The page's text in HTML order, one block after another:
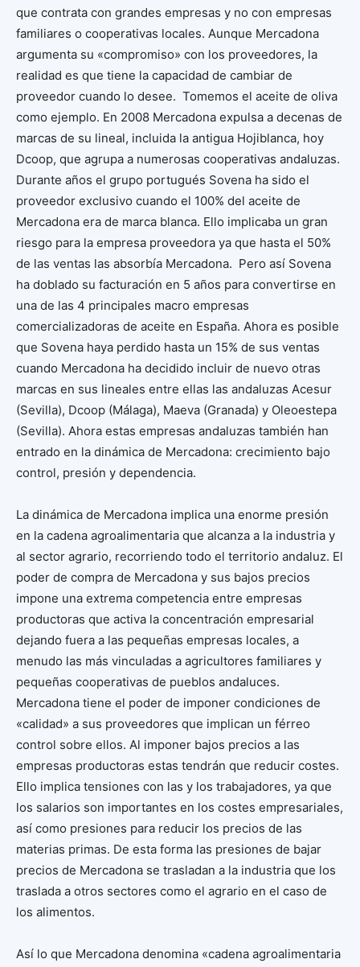
que contrata con grandes empresas y no con empresas
familiares o cooperativas locales. Aunque Mercadona
argumenta su «compromiso» con los proveedores, la
realidad es que tiene la capacidad de cambiar de
proveedor cuando lo desee. Tomemos el aceite de oliva
como ejemplo. En 2008 Mercadona expulsa a decenas de
marcas de su lineal, incluida la antigua Hojiblanca, hoy
Dcoop, que agrupa a numerosas cooperativas andaluzas.
Durante años el grupo portugués Sovena ha sido el
proveedor exclusivo cuando el 100% del aceite de
Mercadona era de marca blanca. Ello implicaba un gran
riesgo para la empresa proveedora ya que hasta el 50%
de las ventas las absorbía Mercadona. Pero así Sovena
ha doblado su facturación en 5 años para convertirse en
una de las 4 principales macro empresas
comercializadoras de aceite en España. Ahora es posible
que Sovena haya perdido hasta un 15% de sus ventas
cuando Mercadona ha decidido incluir de nuevo otras
marcas en sus lineales entre ellas las andaluzas Acesur
(Sevilla), Dcoop (Málaga), Maeva (Granada) y Oleoestepa
(Sevilla). Ahora estas empresas andaluzas también han
entrado en la dinámica de Mercadona: crecimiento bajo
control, presión y dependencia.
La dinámica de Mercadona implica una enorme presión
en la cadena agroalimentaria que alcanza a la industria y
al sector agrario, recorriendo todo el territorio andaluz. El
poder de compra de Mercadona y sus bajos precios
impone una extrema competencia entre empresas
productoras que activa la concentración empresarial
dejando fuera a las pequeñas empresas locales, a
menudo las más vinculadas a agricultores familiares y
pequeñas cooperativas de pueblos andaluces.
Mercadona tiene el poder de imponer condiciones de
«calidad» a sus proveedores que implican un férreo
control sobre ellos. Al imponer bajos precios a las
empresas productoras estas tendrán que reducir costes.
Ello implica tensiones con las y los trabajadores, ya que
los salarios son importantes en los costes empresariales,
así como presiones para reducir los precios de las
materias primas. De esta forma las presiones de bajar
precios de Mercadona se trasladan a la industria que los
traslada a otros sectores como el agrario en el caso de
los alimentos.
Así lo que Mercadona denomina «cadena agroalimentaria